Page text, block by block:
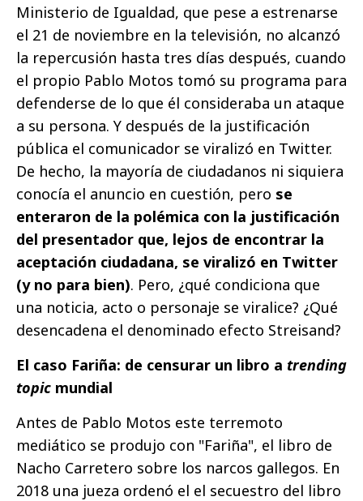
Ministerio de Igualdad, que pese a estrenarse
el 21 de noviembre en la televisión, no alcanzó
la repercusión hasta tres días después, cuando
el propio Pablo Motos tomó su programa para
defenderse de lo que él consideraba un ataque
a su persona. Y después de la justificación
pública el comunicador se viralizó en Twitter.
De hecho, la mayoría de ciudadanos ni siquiera
conocía el anuncio en cuestión, pero se
enteraron de la polémica con la justificación
del presentador que, lejos de encontrar la
aceptación ciudadana, se viralizó en Twitter
(y no para bien). Pero, ¿qué condiciona que
una noticia, acto o personaje se viralice? ¿Qué
desencadena el denominado efecto Streisand?
El caso Fariña: de censurar un libro a trending
topic mundial
Antes de Pablo Motos este terremoto
mediático se produjo con "Fariña", el libro de
Nacho Carretero sobre los narcos gallegos. En
2018 una jueza ordenó el el secuestro del libro